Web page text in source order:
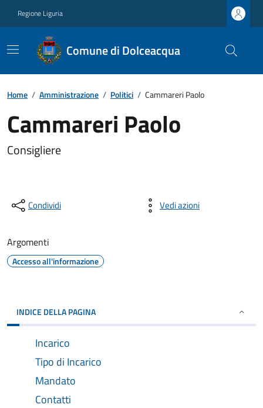
Regione Liguria
Comune di Dolceacqua
Home / Amministrazione / Politici / Cammareri Paolo
Cammareri Paolo
Consigliere
Condividi Vedi azioni
Argomenti
Accesso all'informazione
INDICE DELLA PAGINA
Incarico
Tipo di Incarico
Mandato
Contatti